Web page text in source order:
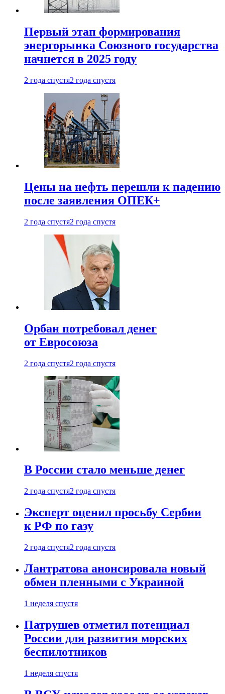
Первый этап формирования
энергорынка Союзного государства
начнется в 2025 году
2 года спустя2 года спустя
Цены на нефть перешли к падению
после заявления ОПЕК+
2 года спустя2 года спустя
Орбан потребовал денег
от Евросоюза
2 года спустя2 года спустя
В России стало меньше денег
2 года спустя2 года спустя
Эксперт оценил просьбу Сербии
к РФ по газу
2 года спустя2 года спустя
Лантратова анонсировала новый
обмен пленными с Украиной
1 неделя спустя
Патрушев отметил потенциал
России для развития морских
беспилотников
1 неделя спустя